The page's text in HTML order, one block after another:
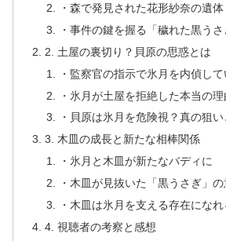
・森で発見された花形紗奈の遺体
・事件の鍵を握る「穢れた黒う
2. 土屋の裏切り？貝原の思惑とは
・監察官の指示で氷月を内偵し
・氷月が土屋を拒絶した本当の理
・貝原は氷月を危険視？真の狙い
3. 木皿の成長と新たな相棒関係
・氷月と木皿が新たなバディに
・木皿が見抜いた「黒うさぎ」
・木皿は氷月を支える存在になれ
4. 視聴者の考察と感想